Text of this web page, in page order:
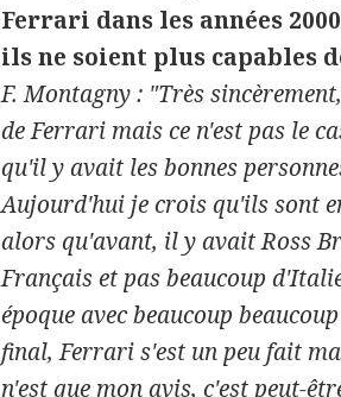
Ferrari dans les années
ils ne soient plus capables
F. Montagny : "Très
de Ferrari mais ce n'est pas le
qu'il y avait les bonnes
Aujourd'hui je crois qu'ils sont
alors qu'avant, il y avait Ross
Français et pas beaucoup
époque avec beaucoup
final, Ferrari s'est un peu fait
n'est que mon avis, c'est peut-